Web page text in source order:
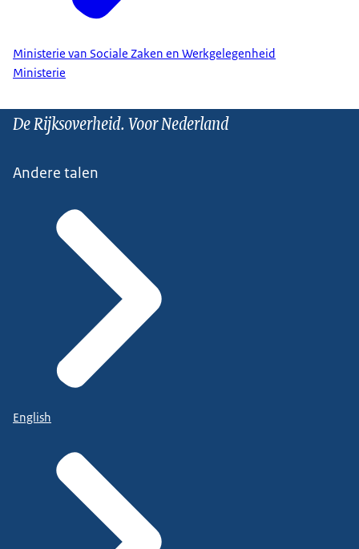
Ministerie van Sociale Zaken en Werkgelegenheid
Ministerie
De Rijksoverheid. Voor Nederland
Andere talen
English